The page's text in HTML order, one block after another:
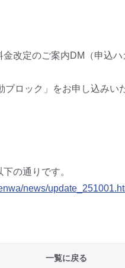
改定のご案内DM（申込ハ
ロック」をお申し込みい
の通りです。
news/
一覧に戻る